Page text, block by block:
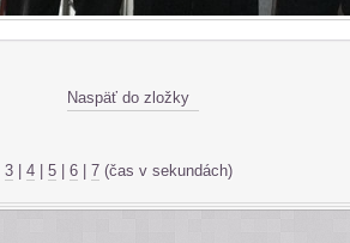
Naspäť do zložky
3 4 5 6 7 (čas v sekundách)